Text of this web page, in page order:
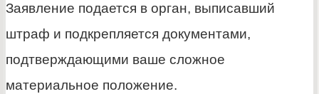
Заявление подается в орган, выписавший
штраф и подкрепляется документами,
подтверждающими ваше сложное
материальное положение.